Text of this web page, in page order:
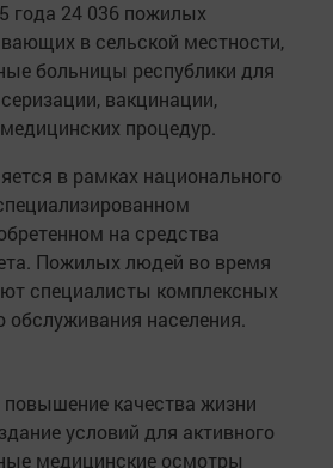
года 24 036 пожилых
в сельской местности,
больницы республики для
вакцинации,
процедур.
в рамках национального
на средства
Пожилых людей во время
специалисты комплексных
обслуживания населения.
повышение качества жизни
условий для активного
медицинские осмотры